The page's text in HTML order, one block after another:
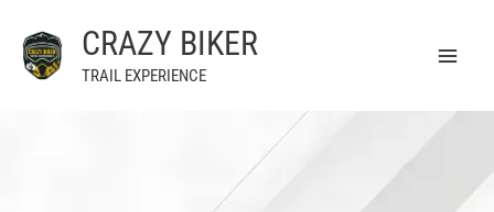
contenu
CRAZY BIKER
TRAIL EXPERIENCE